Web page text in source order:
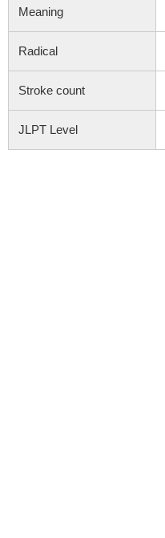
Meaning
Radical
Stroke count
JLPT Level